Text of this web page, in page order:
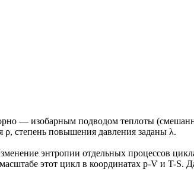
— изобарным подводом теплоты
ρ, степень повышения давления заданы λ.
энтропии отдельных процессов
этот цикл в координатах р-V и T-S.